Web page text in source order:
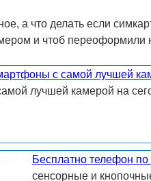
а что делать если
и чтоб переоформили
с самой лучшей
лучшей камерой на
Бесплатно телефон по
сенсорные и